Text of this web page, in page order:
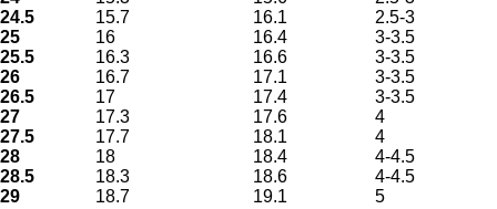
24.5
15.7 16.1
2.5-3
25
16 16.4
3-3.5
25.5
16.3 16.6
3-3.5
26
16.7 17.1
3-3.5
26.5
17 17.4
3-3.5
27
17.3 17.6
4
27.5
17.7 18.1
4
28
18 18.4
4-4.5
28.5
18.3 18.6
4-4.5
29
18.7 19.1
5